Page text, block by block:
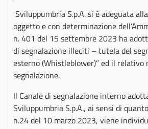
Sviluppumbria S.p.A. si è adeguata
oggetto e con determinazione
n. 401 del 15 settembre 2023 ha
di segnalazione illeciti – tutela del
esterno (Whistleblower)” ed il relativo
segnalazione.
Il Canale di segnalazione interno
Sviluppumbria S.p.A., ai sensi di
n.24 del 10 marzo 2023, viene